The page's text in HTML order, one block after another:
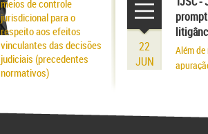
meios de controle
jurisdicional para o
respeito aos efeitos
vinculantes das decisões
judiciais (precedentes
normativos)
fraude patrimonial: da
22
JUN
Além